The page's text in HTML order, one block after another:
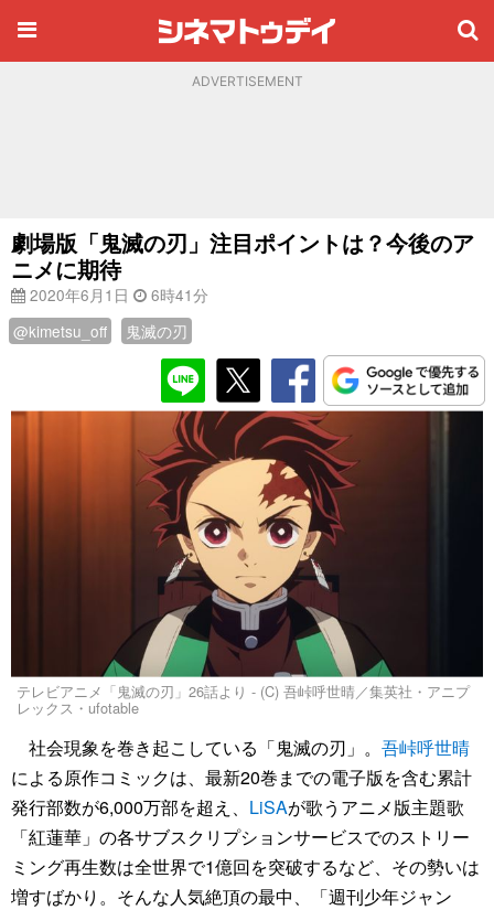
ADVERTISEMENT
劇場版「鬼滅の刃」注目ポイントは？今後のア
ニメに期待
2020年6月1日
6時41分
@kimetsu_off
鬼滅の刃
テレビアニメ「鬼滅の刃」26話より - (C) 吾峠呼世晴／集英社・アニプ
レックス・ufotable
社会現象を巻き起こしている「鬼滅の刃」。 吾峠呼世晴
による原作コミックは、最新20巻までの電子版を含む累計
発行部数が6,000万部を超え、 LiSAが歌うアニメ版主題歌
「紅蓮華」の各サブスクリプションサービスでのストリー
ミング再生数は全世界で1億回を突破するなど、その勢いは
増すばかり。そんな人気絶頂の最中、「週刊少年ジャン